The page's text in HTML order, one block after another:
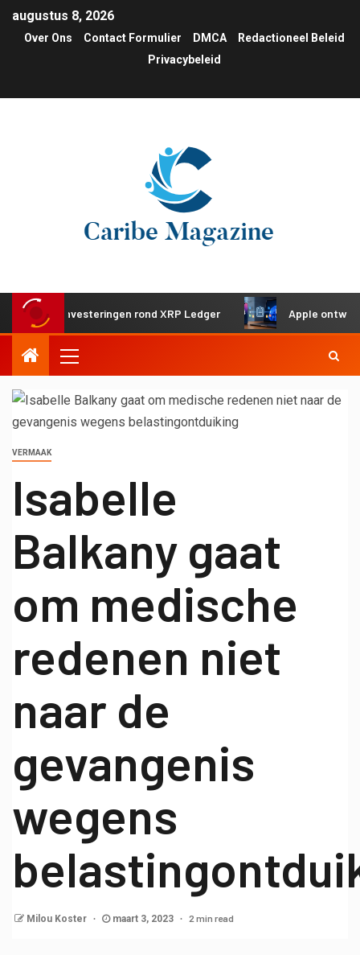
augustus 8, 2026
Over Ons Contact Formulier DMCA
Redactioneel Beleid
Privacybeleid
investeringen rond XRP Ledger Apple ontwikkelt
VERMAAK
Isabelle
Balkany gaat
om medische
redenen niet
naar de
gevangenis
wegens
Milou Koster maart 3, 2023 2 min read